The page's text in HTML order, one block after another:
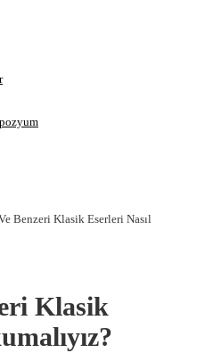
Benzeri Klasik Eserleri Nasıl
Klasik